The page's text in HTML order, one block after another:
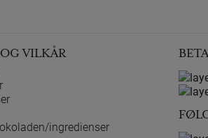
VILKÅR
ingredienser